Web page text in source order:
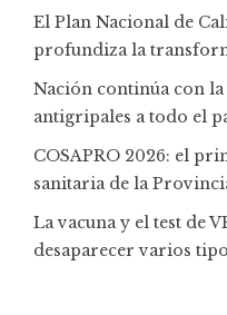
El Plan Nacional de
profundiza la
Nación continúa con
antigripales a todo el
COSAPRO 2026: el
sanitaria de la
La vacuna y el test de
desaparecer varios